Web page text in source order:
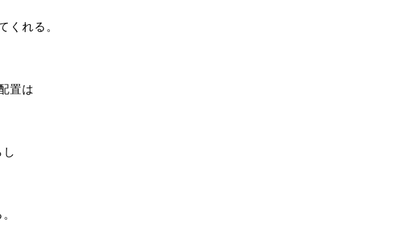
くれる。
置は